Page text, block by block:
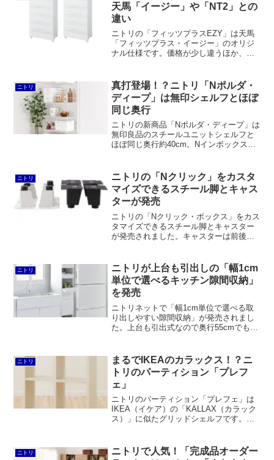
リットも多いです。
天馬「イージー」や「NT2」との
違い
ニトリの「フィッツプラスEZY」は天馬
「フィッツプラス・イージー」のオリジ
ナル仕様です。価格が少し違うほか、カ
主体に販売していくということでしょ
う。
ニトリ
真打登場！？ニトリ「Nポルダ・
ディープ」は無印シェルフとほぼ
同じ奥行
ニトリの新商品「Nポルダ・ディープ」は
無印良品のスチールユニットシェルフと
ほぼ同じ奥行約40cm。Nインボックスや
ニトリ
ニトリの「Nクリック」をカスタ
マイズできるスチール脚とキャス
ターが発売
ニトリの「Nクリック・ボックス」をカス
タマイズできるスチール脚とキャスター
が発売されました。キャスターは前後に
ュ合板ではなくベタ芯でカスタマイズし
やすいということも訴求できそうです。
ニトリ
ニトリが上台も引出しの「幅1cm
単位で選べるキッチン隙間収納」
を発売
ニトリネットで「幅1cm単位で選べる取
り出しやすい隙間収納」が発売されまし
た。上台も引出式なので奥行55cmでも奥
でお馴染みのフジイが作っていると思し
きサイスオーダー対応のすき間家具を扱
っていますが、それとはメーカーが異な
るようです。
ニトリ
まるでIKEAのカラックス！？ニ
トリのパーティション「プレフ
ェ」
ニトリのパーティション「プレフェ」は
IKEA（イケア）の「KALLAX（カラック
ス）」に似たグリッドシェルフです。し
ャスター付き、可動棚板をセット可能な
ど、カラックスと比較すると違いもあり
ニトリ
ニトリで人気！「完成品オーダー